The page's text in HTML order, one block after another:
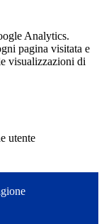
Analytics.
pagina visitata e
visualizzazioni di
utente